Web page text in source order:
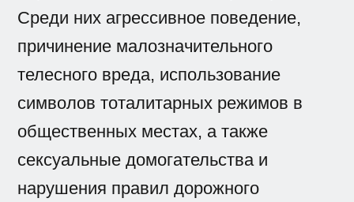
Среди них агрессивное поведение,
причинение малозначительного
телесного вреда, использование
символов тоталитарных режимов в
общественных местах, а также
сексуальные домогательства и
нарушения правил дорожного